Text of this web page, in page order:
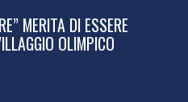
MERITA DI ESSERE
OLIMPICO